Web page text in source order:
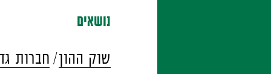
נושאים
שוק ההון חברות